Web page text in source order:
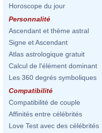
Horoscope du jour
Personnalité
Ascendant et thème astral
Signe et Ascendant
Atlas astrologique gratuit
Calcul de l'élément dominant
Les 360 degrés symboliques
Compatibilité
Compatibilité de couple
Affinités entre célébrités
Love Test avec des célébrités